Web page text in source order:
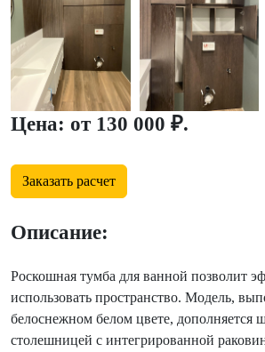
Цена: от 130 000 ₽.
Заказать расчет
Описание:
Роскошная тумба для ванной позволит
использовать пространство. Модель,
белоснежном белом цвете, дополняется
столешницей с интегрированной